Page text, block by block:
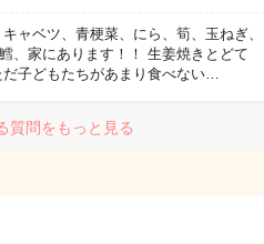
ャベツ、青梗菜、にら、筍、玉ねぎ、
、家にあります！！ 生姜焼きとどて
子どもたちがあまり食べない…
質問をもっと見る